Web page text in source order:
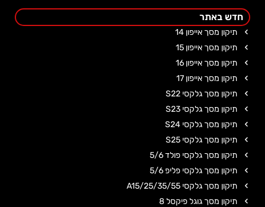
חדש באתר
תיקון מסך אייפון 14
תיקון מסך אייפון 15
תיקון מסך אייפון 16
תיקון מסך אייפון 17
תיקון מסך גלקסי S22
תיקון מסך גלקסי S23
תיקון מסך גלקסי S24
תיקון מסך גלקסי S25
תיקון מסך גלקסי פולד 5/6
תיקון מסך גלקסי פליפ 5/6
תיקון מסך גלקסי A15/25/35/55
תיקון מסך גוגל פיקסל 8